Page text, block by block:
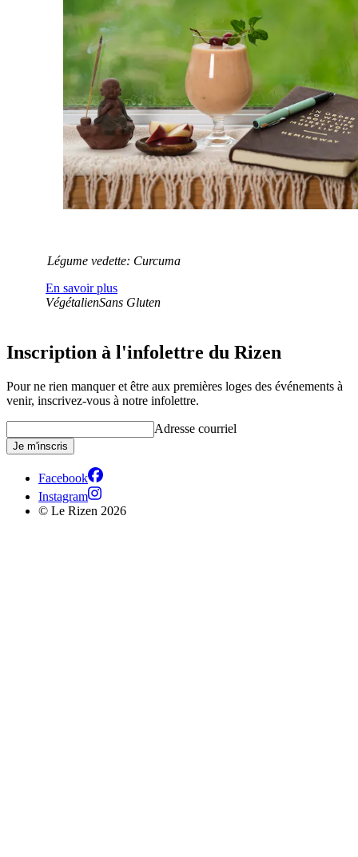
Légume vedette: Curcuma
En savoir plus
VégétalienSans Gluten
Inscription à l'infolettre du Rizen
Pour ne rien manquer et être aux premières loges des événements à
venir, inscrivez-vous à notre infolettre.
Adresse courriel
Je m'inscris
Facebook
Instagram
© Le Rizen 2026